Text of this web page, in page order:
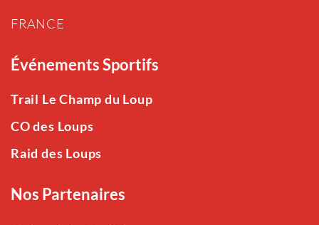
FRANCE
Événements Sportifs
Trail Le Champ du Loup
CO des Loups
Raid des Loups
Nos Partenaires